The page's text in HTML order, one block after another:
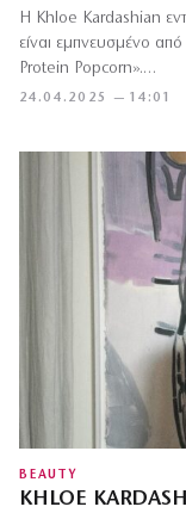
24.04.2025 — 14:01
Η Khloe Kardashian
είναι εμπνευσμένο
Protein Popcorn».…
BEAUTY
KHLOE